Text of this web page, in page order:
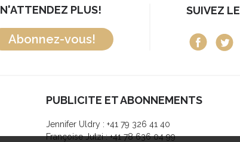
N'ATTENDEZ PLUS!
Abonnez-vous!
SUIVEZ LE
PUBLICITE ET ABONNEMENTS
Jennifer Uldry : +41 79 326 41 40
Françoise Jutzi : +41 78 636 04 99